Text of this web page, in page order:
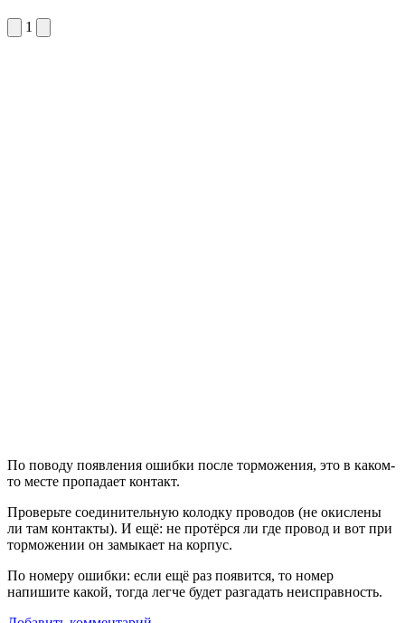
1
По поводу появления ошибки после торможения, это в каком-
то месте пропадает контакт.
Проверьте соединительную колодку проводов (не окислены
ли там контакты). И ещё: не протёрся ли где провод и вот при
торможении он замыкает на корпус.
По номеру ошибки: если ещё раз появится, то номер
напишите какой, тогда легче будет разгадать неисправность.